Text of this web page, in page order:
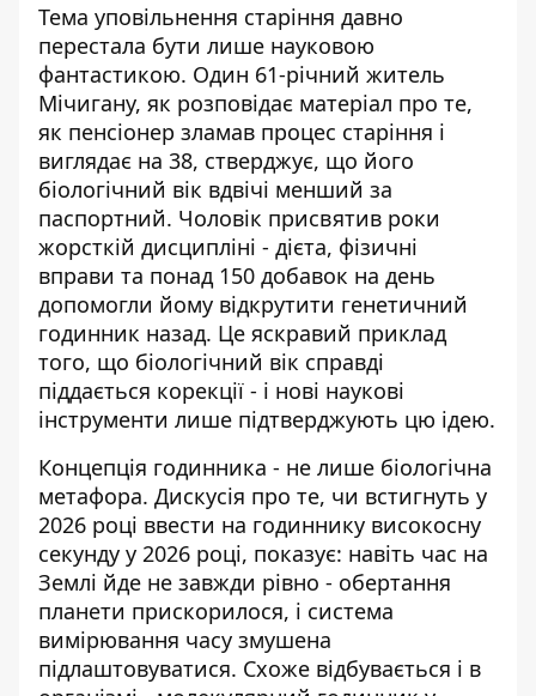
Тема уповільнення старіння давно
перестала бути лише науковою
фантастикою. Один 61-річний житель
Мічигану, як розповідає матеріал про те,
як пенсіонер зламав процес старіння і
виглядає на 38, стверджує, що його
біологічний вік вдвічі менший за
паспортний. Чоловік присвятив роки
жорсткій дисципліні - дієта, фізичні
вправи та понад 150 добавок на день
допомогли йому відкрутити генетичний
годинник назад. Це яскравий приклад
того, що біологічний вік справді
піддається корекції - і нові наукові
інструменти лише підтверджують цю ідею.
Концепція годинника - не лише біологічна
метафора. Дискусія про те, чи встигнуть у
2026 році ввести на годиннику високосну
секунду у 2026 році, показує: навіть час на
Землі йде не завжди рівно - обертання
планети прискорилося, і система
вимірювання часу змушена
підлаштовуватися. Схоже відбувається і в